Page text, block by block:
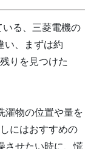
いる、三菱電機の
い、まずは約
りを見つけた
濯物の位置や量を
にはおすすめの
させたい時に、慌